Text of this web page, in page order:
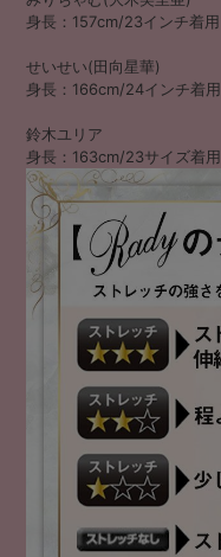
身長：157cm/23インチ着用
せいせい(田向星華)
身長：166cm/24インチ着用
鈴木ユリア
身長：163cm/23サイズ着用